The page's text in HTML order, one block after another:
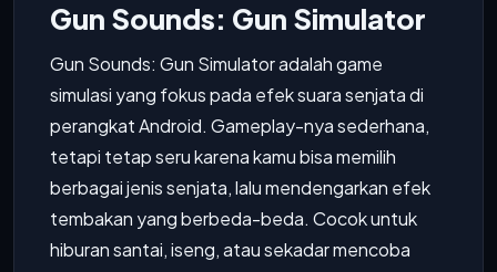
Gun Sounds: Gun Simulator
Gun Sounds: Gun Simulator adalah game
simulasi yang fokus pada efek suara senjata di
perangkat Android. Gameplay-nya sederhana,
tetapi tetap seru karena kamu bisa memilih
berbagai jenis senjata, lalu mendengarkan efek
tembakan yang berbeda-beda. Cocok untuk
hiburan santai, iseng, atau sekadar mencoba